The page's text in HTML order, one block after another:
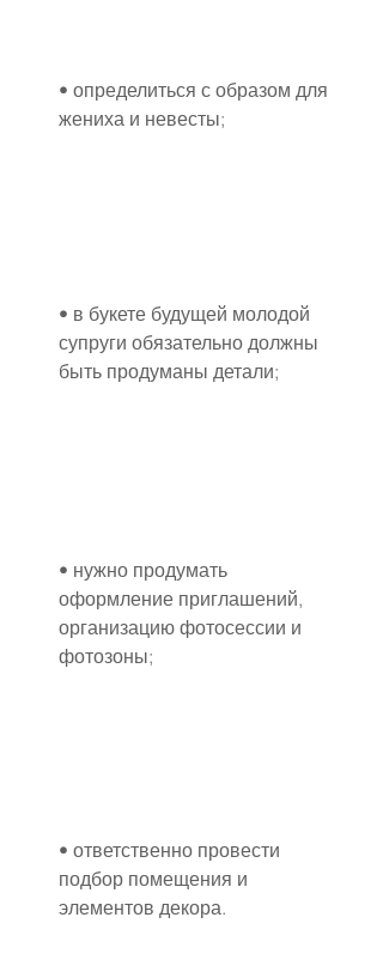
• определиться с образом для
жениха и невесты;
• в букете будущей молодой
супруги обязательно должны
быть продуманы детали;
• нужно продумать
оформление приглашений,
организацию фотосессии и
фотозоны;
• ответственно провести
подбор помещения и
элементов декора.